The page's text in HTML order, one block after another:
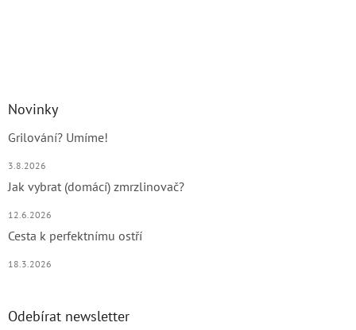
Novinky
Grilování? Umíme!
3.8.2026
Jak vybrat (domácí) zmrzlinovač?
12.6.2026
Cesta k perfektnímu ostří
18.3.2026
Odebírat newsletter